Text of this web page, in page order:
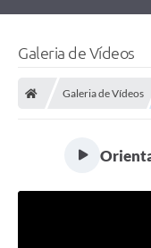
Galeria de Vídeos
Galeria de Vídeos